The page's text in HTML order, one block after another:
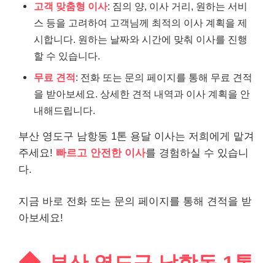
고객 맞춤형 이사: 짐의 양, 이사 거리, 원하는 서비
스 등을 고려하여 고객님께 최적의 이사 계획을 제
시합니다. 원하는 날짜와 시간에 맞춰 이사를 진행
할 수 있습니다.
무료 견적: 전화 또는 문의 페이지를 통해 무료 견적
을 받아보세요. 상세한 견적 내역과 이사 계획을 안
내해드립니다.
부산 영도구 남항동 1톤 용달 이사는 저희에게 맡겨
주세요! 빠르고 안전한 이사를 경험하실 수 있습니
다.
지금 바로 전화 또는 문의 페이지를 통해 견적을 받
아보세요!